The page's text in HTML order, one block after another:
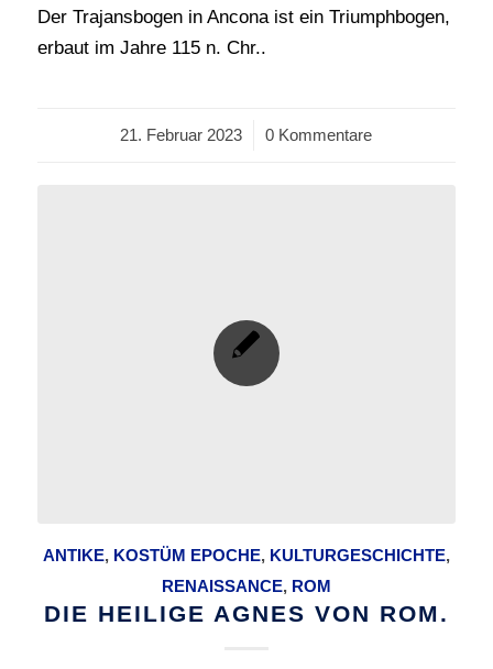
Der Trajansbogen in Ancona ist ein Triumphbogen,
erbaut im Jahre 115 n. Chr..
21. Februar 2023
/ 0 Kommentare
ANTIKE, KOSTÜM EPOCHE, KULTURGESCHICHTE,
RENAISSANCE, ROM
DIE HEILIGE AGNES VON ROM.